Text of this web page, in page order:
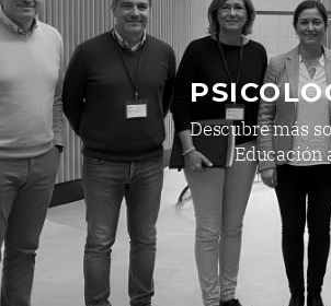
Descubre más
Educación